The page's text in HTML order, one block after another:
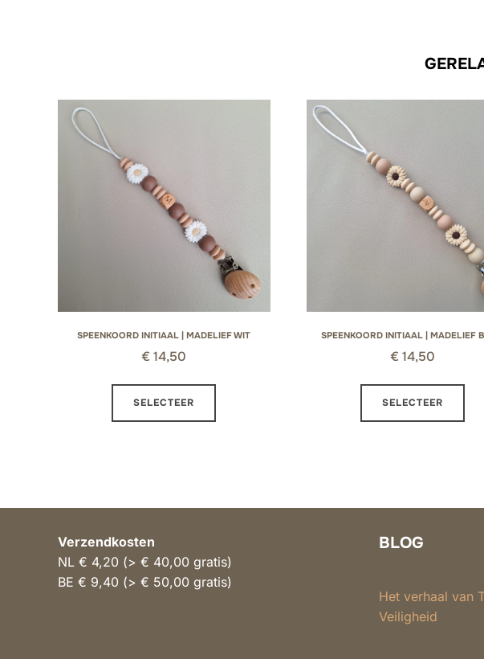
SPEENKOORD INITIAAL | MADELIEF WIT
€ 14,50
SELECTEER
Dit
gekozen
worden
SPEENKOORD INITIAAL | MADELIEF
€ 14,50
SELECTEER
Dit
Verzendkosten
NL € 4,20 (> € 40,00 gratis)
BE € 9,40 (> € 50,00 gratis)
BLOG
Het verhaal van
Veiligheid